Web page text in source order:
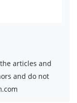
articles and
and do not